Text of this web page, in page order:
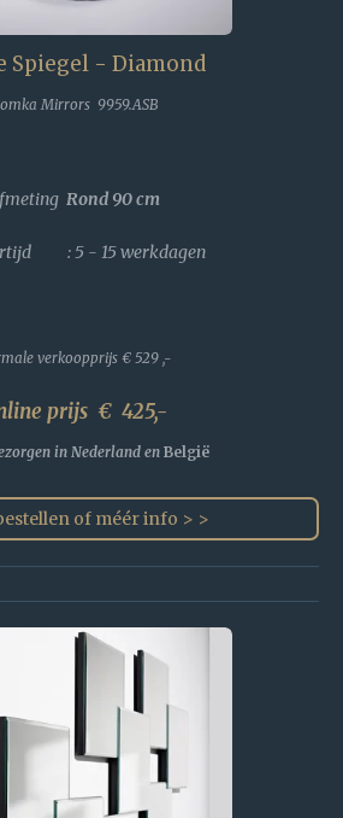
Spiegel - Diamond
Mirrors 9959.ASB
Rond 90 cm
: 5 - 15 werkdagen
verkoopprijs € 529 ,-
prijs € 425,-
in Nederland en België
of méér info > >